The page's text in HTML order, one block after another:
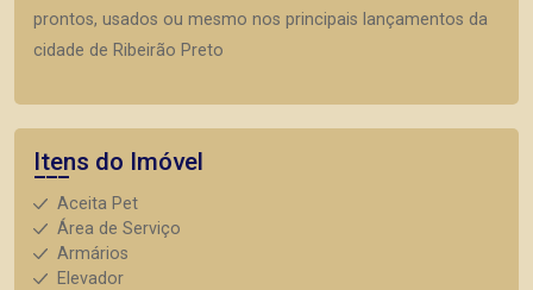
prontos, usados ou mesmo nos principais lançamentos da
cidade de Ribeirão Preto
Itens do Imóvel
Aceita Pet
Área de Serviço
Armários
Elevador